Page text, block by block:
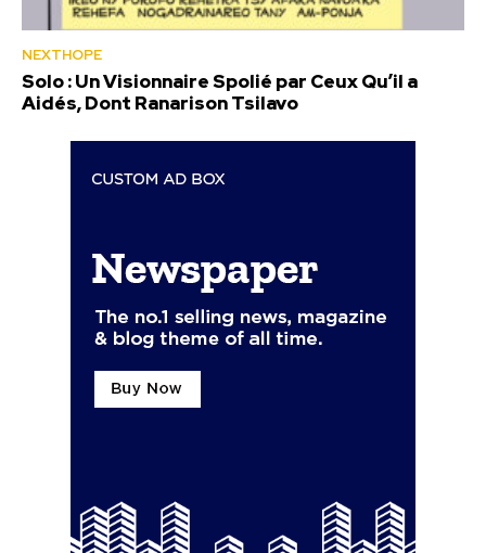
NEXTHOPE
Solo : Un Visionnaire Spolié par Ceux Qu’il a
Aidés, Dont Ranarison Tsilavo